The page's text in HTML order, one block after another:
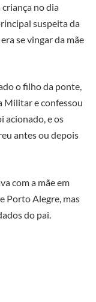
no dia
suspeita da
se vingar da mãe
o filho da ponte,
Militar e confessou
acionado, e os
antes ou depois
com a mãe em
Porto Alegre, mas
do pai.